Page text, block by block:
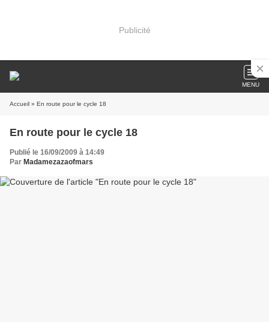
Publicité
MENU
Accueil » En route pour le cycle 18
En route pour le cycle 18
Publié le 16/09/2009 à 14:49
Par Madamezazaofmars